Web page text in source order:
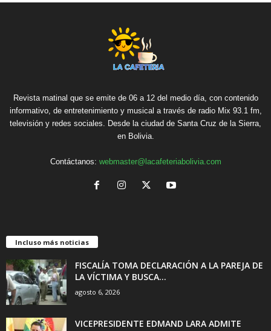
Revista matinal que se emite de 06 a 12 del medio día, con contenido
informativo, de entretenimiento y musical a través de radio Mix 93.1 fm,
televisión y redes sociales. Desde la ciudad de Santa Cruz de la Sierra,
en Bolivia.
Contáctanos: webmaster@lacafeteriabolivia.com
Incluso más noticias
FISCALÍA TOMA DECLARACIÓN A LA PAREJA DE
LA VÍCTIMA Y BUSCA...
agosto 6, 2026
VICEPRESIDENTE EDMAND LARA ADMITE